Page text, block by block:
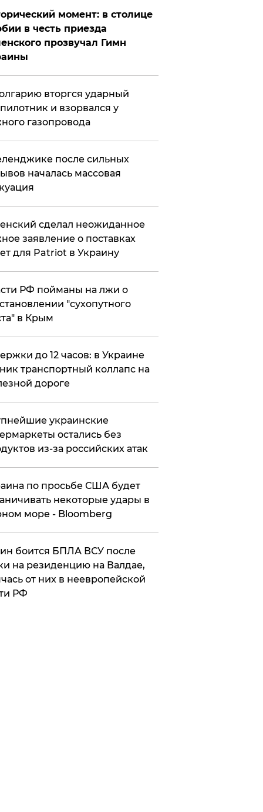
момент: в столице
в честь приезда
прозвучал Гимн
вторгся ударный
и взорвался у
газопровода
после сильных
началась массовая
сделал неожиданное
заявление о поставках
для Patriot в Украину
РФ пойманы на лжи о
"сухопутного
в Крым
до 12 часов: в Украине
транспортный коллапс на
дороге
украинские
остались без
из-за российских атак
по просьбе США будет
некоторые удары в
море - Bloomberg
боится БПЛА ВСУ после
на резиденцию на Валдае,
от них в неевропейской
РФ